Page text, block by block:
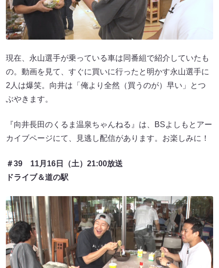
現在、永山選手が乗っている車は同番組で紹介していたも
の。動画を見て、すぐに買いに行ったと明かす永山選手に
2人は爆笑。向井は「俺より全然（買うのが）早い」とつ
ぶやきます。
『向井長田のくるま温泉ちゃんねる』は、BSよしもとアー
カイブページにて、見逃し配信があります。お楽しみに！
＃39 11月16日（土）21:00放送
ドライブ＆道の駅